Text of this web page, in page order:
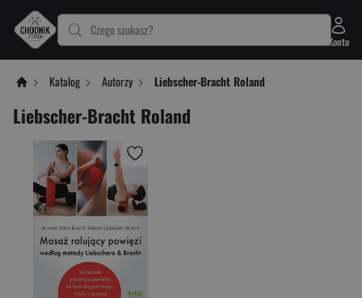
Czego szukasz?
Konto
Katalog Autorzy Liebscher-Bracht Roland
Liebscher-Bracht Roland